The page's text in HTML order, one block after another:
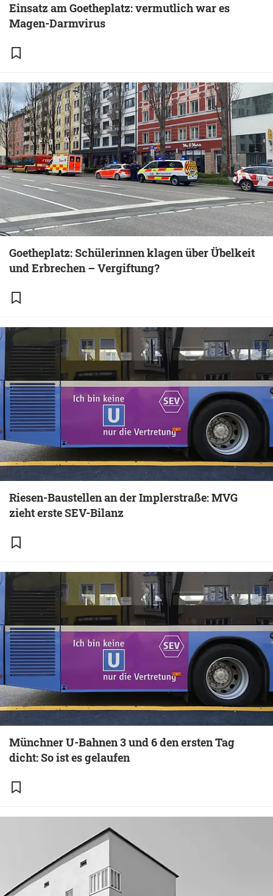
Einsatz am Goetheplatz: vermutlich war es
Magen-Darmvirus
Goetheplatz: Schülerinnen klagen über Übelkeit
und Erbrechen – Vergiftung?
Riesen-Baustellen an der Implerstraße: MVG
zieht erste SEV-Bilanz
Münchner U-Bahnen 3 und 6 den ersten Tag
dicht: So ist es gelaufen